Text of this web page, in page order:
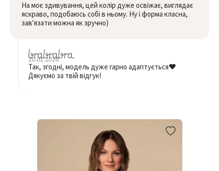
На моє здивування, цей колір дуже освіжає, виглядає
яскраво, подобаюсь собі в ньому. Ну і форма класна,
зав'язати можна як зручно)
20.01.2026
Так, згодні, модель дуже гарно адаптується❤️
Дякуємо за твій відгук!